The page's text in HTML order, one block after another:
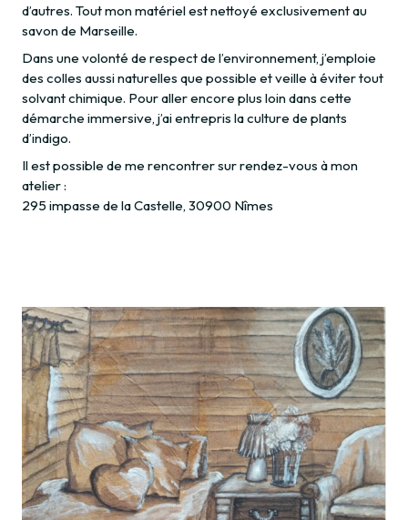
d’autres. Tout mon matériel est nettoyé exclusivement au
savon de Marseille.
Dans une volonté de respect de l’environnement, j’emploie
des colles aussi naturelles que possible et veille à éviter tout
solvant chimique. Pour aller encore plus loin dans cette
démarche immersive, j’ai entrepris la culture de plants
d’indigo.
Il est possible de me rencontrer sur rendez-vous à mon
atelier :
295 impasse de la Castelle, 30900 Nîmes